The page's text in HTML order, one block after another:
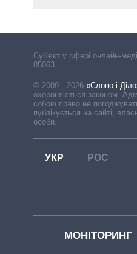
Cуб'єкт у сфері онлайн-
05063
© 2009—2026 «Слово і
охороняються законом.
собою право не
публікується на сайті,
особи.
УКР РОС
МОНІТОРИНГ